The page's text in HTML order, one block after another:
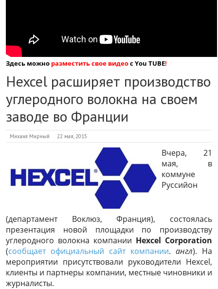
Здесь можно разместить свое видеос You TUBE!
Hexcel расширяет производство
углеродного волокна на своем
заводе во Франции
Михаил Мирный 22 мая, 2015
Вчера, 21
мая, в
коммуне
Руссийон
(департамент Воклюз, Франция), состоялась
презентация новой площадки по производству
углеродного волокна компании Hexcel Corporation
(сообщает официальный сайт компании. англ). На
мероприятии присутствовали руководители Hexcel,
клиенты и партнеры компании, местные чиновники и
журналисты.